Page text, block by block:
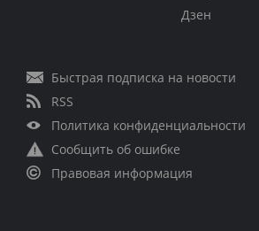
Дзен
Быстрая подписка на новости
RSS
Политика конфиденциальности
Сообщить об ошибке
Правовая информация